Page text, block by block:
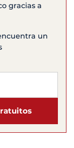
gracias a
un